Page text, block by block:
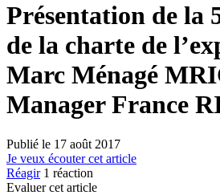
Présentation de la
de la charte de
Marc Ménagé
Manager France
Publié le 17 août 2017
Je veux écouter cet article
Réagir 1 réaction
Evaluer cet article